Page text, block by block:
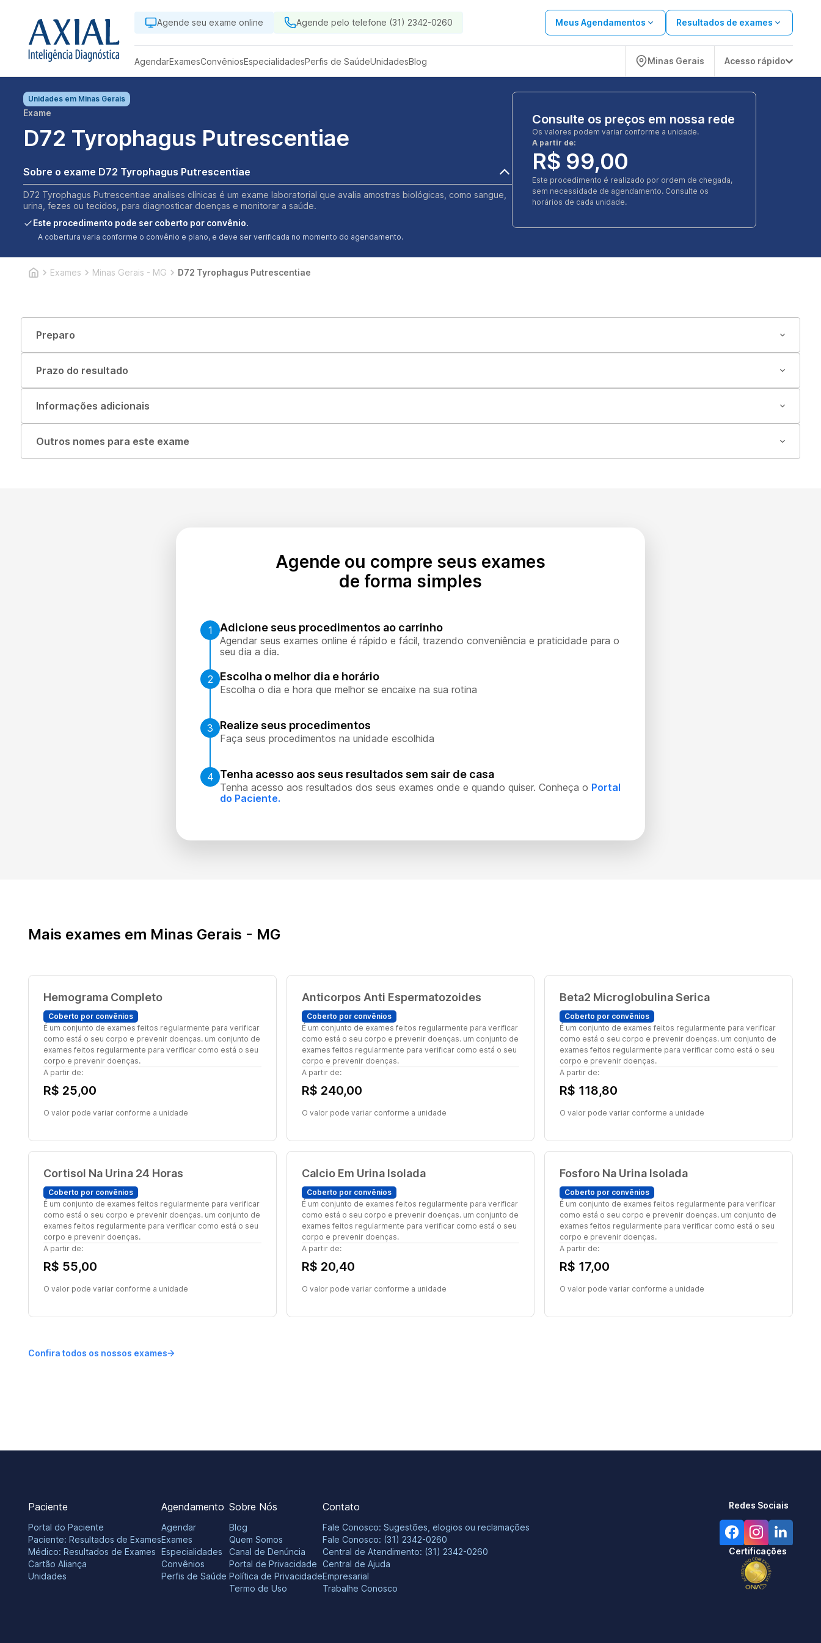
Agende seu exame online Agende pelo telefone (31) 2342-0260 Meus Agendamentos Resultados de exames
AgendarExamesConvêniosEspecialidadesPerfis de SaúdeUnidadesBlog Minas Gerais Acesso rápido
Unidades em Minas Gerais
Exame
D72 Tyrophagus Putrescentiae
Sobre o exame D72 Tyrophagus Putrescentiae
D72 Tyrophagus Putrescentiae analises clínicas é um exame laboratorial que avalia amostras biológicas, como sangue,
urina, fezes ou tecidos, para diagnosticar doenças e monitorar a saúde.
Este procedimento pode ser coberto por convênio.
A cobertura varia conforme o convênio e plano, e deve ser verificada no momento do agendamento.
Consulte os preços em nossa rede
Os valores podem variar conforme a unidade.
A partir de:
R$ 99,00
Este procedimento é realizado por ordem de chegada,
sem necessidade de agendamento. Consulte os
horários de cada unidade.
Exames Minas Gerais - MG D72 Tyrophagus Putrescentiae
Preparo
Prazo do resultado
Informações adicionais
Outros nomes para este exame
Agende ou compre seus exames
de forma simples
1 Adicione seus procedimentos ao carrinho
Agendar seus exames online é rápido e fácil, trazendo conveniência e praticidade para o
seu dia a dia.
2 Escolha o melhor dia e horário
Escolha o dia e hora que melhor se encaixe na sua rotina
3 Realize seus procedimentos
Faça seus procedimentos na unidade escolhida
4 Tenha acesso aos seus resultados sem sair de casa
Tenha acesso aos resultados dos seus exames onde e quando quiser. Conheça o Portal
do Paciente.
Mais exames em Minas Gerais - MG
Hemograma Completo
Coberto por convênios
É um conjunto de exames feitos regularmente para verificar
como está o seu corpo e prevenir doenças. um conjunto de
exames feitos regularmente para verificar como está o seu
corpo e prevenir doenças.
A partir de:
R$ 25,00
O valor pode variar conforme a unidade
Anticorpos Anti Espermatozoides
Coberto por convênios
É um conjunto de exames feitos regularmente para verificar
como está o seu corpo e prevenir doenças. um conjunto de
exames feitos regularmente para verificar como está o seu
corpo e prevenir doenças.
A partir de:
R$ 240,00
O valor pode variar conforme a unidade
Beta2 Microglobulina Serica
Coberto por convênios
É um conjunto de exames feitos regularmente para verificar
como está o seu corpo e prevenir doenças. um conjunto de
exames feitos regularmente para verificar como está o seu
corpo e prevenir doenças.
A partir de:
R$ 118,80
O valor pode variar conforme a unidade
Cortisol Na Urina 24 Horas
Coberto por convênios
É um conjunto de exames feitos regularmente para verificar
como está o seu corpo e prevenir doenças. um conjunto de
exames feitos regularmente para verificar como está o seu
corpo e prevenir doenças.
A partir de:
R$ 55,00
O valor pode variar conforme a unidade
Calcio Em Urina Isolada
Coberto por convênios
É um conjunto de exames feitos regularmente para verificar
como está o seu corpo e prevenir doenças. um conjunto de
exames feitos regularmente para verificar como está o seu
corpo e prevenir doenças.
A partir de:
R$ 20,40
O valor pode variar conforme a unidade
Fosforo Na Urina Isolada
Coberto por convênios
É um conjunto de exames feitos regularmente para verificar
como está o seu corpo e prevenir doenças. um conjunto de
exames feitos regularmente para verificar como está o seu
corpo e prevenir doenças.
A partir de:
R$ 17,00
O valor pode variar conforme a unidade
Confira todos os nossos exames
Paciente
Portal do Paciente
Paciente: Resultados de Exames
Médico: Resultados de Exames
Cartão Aliança
Unidades
Agendamento
Agendar
Exames
Especialidades
Convênios
Perfis de Saúde
Sobre Nós
Blog
Quem Somos
Canal de Denúncia
Portal de Privacidade
Política de Privacidade
Termo de Uso
Contato
Fale Conosco: Sugestões, elogios ou reclamações
Fale Conosco: (31) 2342-0260
Central de Atendimento: (31) 2342-0260
Central de Ajuda
Empresarial
Trabalhe Conosco
Redes Sociais
Certificações